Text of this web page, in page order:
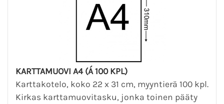
KARTTAMUOVI A4 (Á 100 KPL)
Karttakotelo, koko 22 x 31 cm, myyntierä 100 kpl.
Kirkas karttamuovitasku, jonka toinen pääty